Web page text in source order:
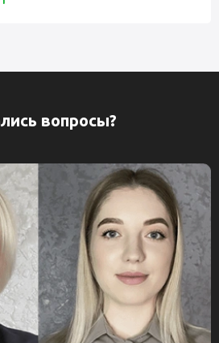
вопросы?